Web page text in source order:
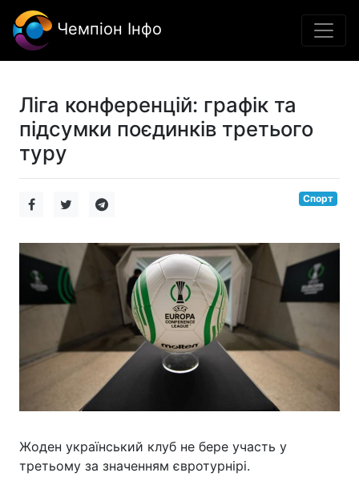
Чемпіон Інфо
Ліга конференцій: графік та
підсумки поєдинків третього
туру
Спорт
Жоден український клуб не бере участь у
третьому за значенням євротурнірі.